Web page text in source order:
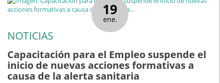
19
ene.
NOTICIAS
Capacitación para el Empleo suspende el
inicio de nuevas acciones formativas a
causa de la alerta sanitaria